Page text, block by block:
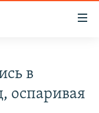
в
оспаривая